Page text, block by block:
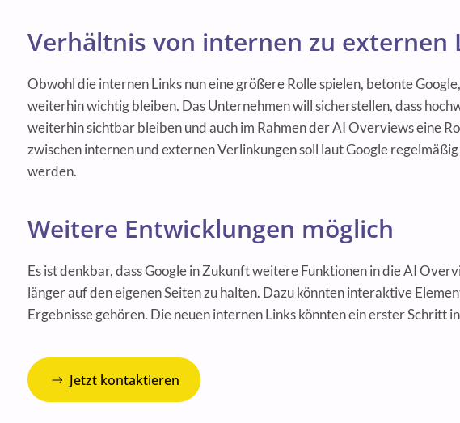
Verhältnis von internen zu externen
Obwohl die internen Links nun eine größere Rolle spielen, betonte
weiterhin wichtig bleiben. Das Unternehmen will sicherstellen, dass
weiterhin sichtbar bleiben und auch im Rahmen der AI Overviews eine
zwischen internen und externen Verlinkungen soll laut Google
werden.
Weitere Entwicklungen möglich
Es ist denkbar, dass Google in Zukunft weitere Funktionen in die AI
länger auf den eigenen Seiten zu halten. Dazu könnten interaktive
Ergebnisse gehören. Die neuen internen Links könnten ein erster Schritt
Jetzt kontaktieren